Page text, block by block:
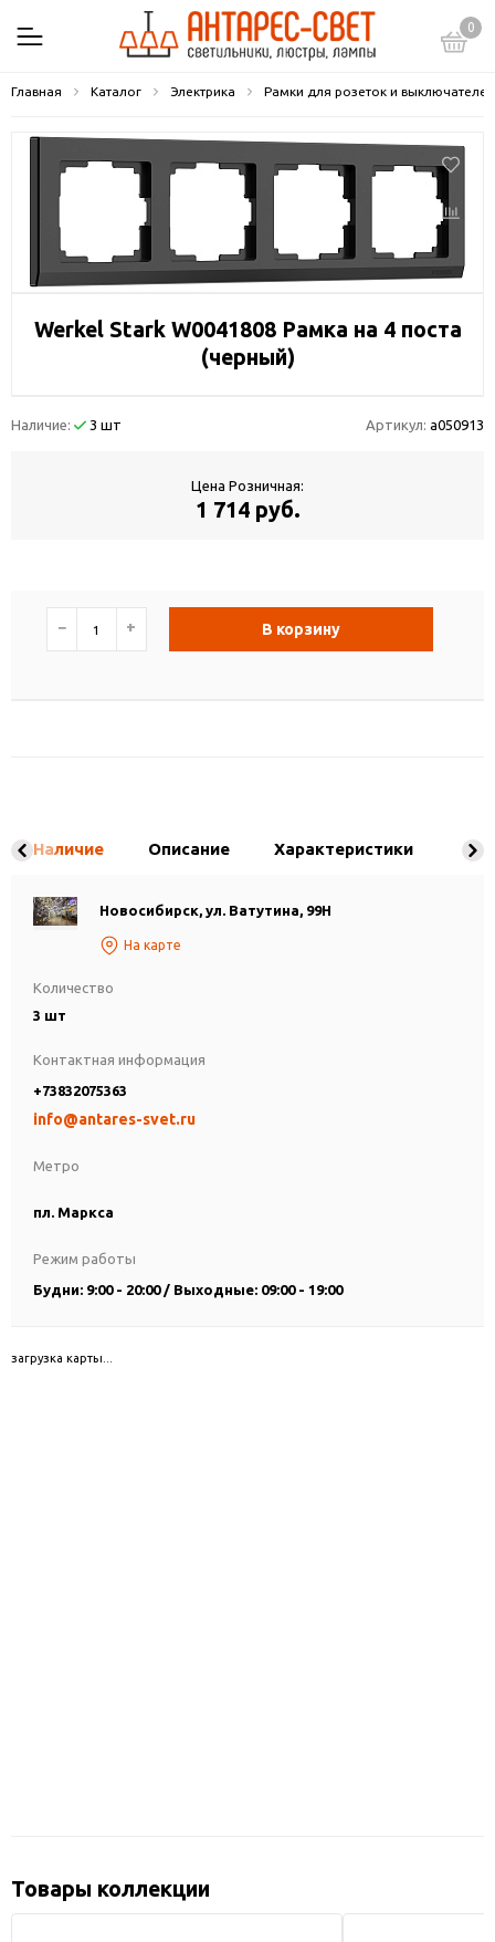
0
Главная Каталог Электрика Рамки для розеток и выключателей
Werkel Stark W0041808 Рамка на 4 поста
(черный)
Наличие: 3 шт Артикул: a050913
Цена Розничная:
1 714 руб.
− + В корзину
Наличие Описание Характеристики
Новосибирск, ул. Ватутина, 99Н
На карте
Количество
3 шт
Метро
пл. Маркса
Контактная информация
+73832075363
info@antares-svet.ru
Режим работы
Будни: 9:00 - 20:00 / Выходные: 09:00 - 19:00
загрузка карты...
Товары коллекции